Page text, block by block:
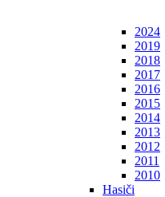
2024
2019
2018
2017
2016
2015
2014
2013
2012
2011
2010
Hasiči